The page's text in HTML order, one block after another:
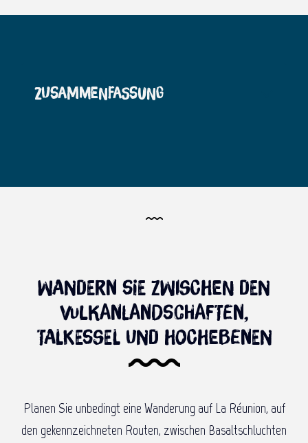
Zusammenfassung
Talkessel und Hochebenen
4 Gleiten Sie über das wilde Wasser!
5 Fliegen Sie zwischen Land und Meer!
7 Praktische Informationen
Die Top 5 Aktivitäten in der freien
Wandern Sie zwischen den
Vulkanlandschaften,
Talkessel und Hochebenen
Planen Sie unbedingt eine Wanderung auf La Réunion, auf
den gekennzeichneten Routen, zwischen Basaltschluchten